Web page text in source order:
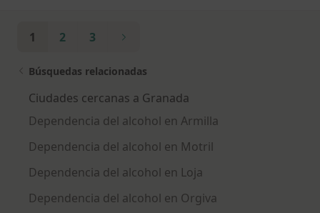
1 2 3
Búsquedas relacionadas
Ciudades cercanas a Granada
Dependencia del alcohol en Armilla
Dependencia del alcohol en Motril
Dependencia del alcohol en Loja
Dependencia del alcohol en Orgiva